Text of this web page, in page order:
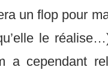
un flop pour
le
cependant